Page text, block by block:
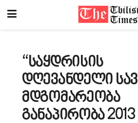
“საყდრისის
დღევანდელი
მდგომარეობა
განაპირობა